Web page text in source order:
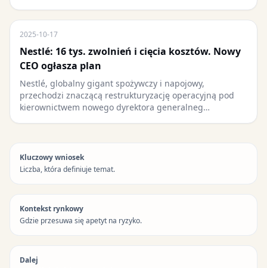
2025-10-17
Nestlé: 16 tys. zwolnień i cięcia kosztów. Nowy
CEO ogłasza plan
Nestlé, globalny gigant spożywczy i napojowy,
przechodzi znaczącą restrukturyzację operacyjną pod
kierownictwem nowego dyrektora generalneg…
Kluczowy wniosek
Liczba, która definiuje temat.
Kontekst rynkowy
Gdzie przesuwa się apetyt na ryzyko.
Dalej